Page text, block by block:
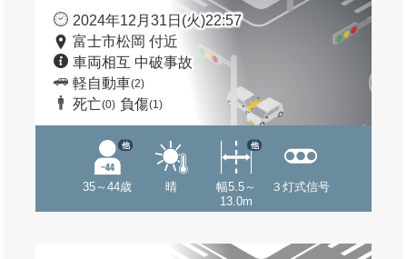
2024年12月31日(火)22:57
富士市松岡 付近
車両相互 中破事故
軽自動車(2)
死亡(0) 負傷(1)
35～44歳
他
晴
幅5.5～
13.0m
他
３灯式信号